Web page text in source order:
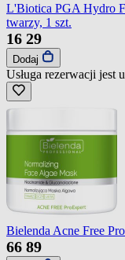
L'Biotica PGA Hydro
twarzy, 1 szt.
16 29
Dodaj
Usługa rezerwacji jest
Bielenda Acne Free
66 89